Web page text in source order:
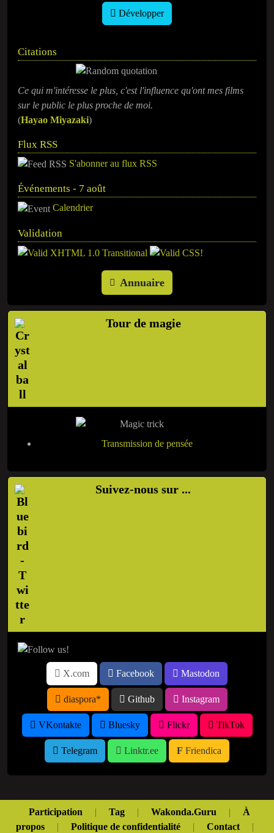
Développer
Citations
Ce qui m'intéresse le plus, c'est l'influence qu'ont mes films
sur le public le plus proche de moi.
(Hayao Miyazaki)
Flux RSS
S'abonner au flux RSS
Événements - 7 août
Calendrier
Validation
Annuaire
Tour de magie
Transmission de pensée
Suivez-nous sur ...
X.com Facebook Mastodon
diaspora* Github Instagram
VKontakte Bluesky Flickr TikTok
Telegram Linktr.ee Friendica
Participation | Tag | Wakonda.Guru |
À
propos
| Politique de confidentialité | Contact |